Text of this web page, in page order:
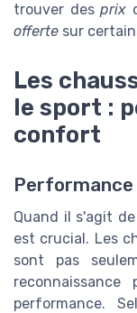
trouver desprix
offerte sur
Les
le sport :
confort
Quand il s'agit
est crucial. Les
sont pas
performance.